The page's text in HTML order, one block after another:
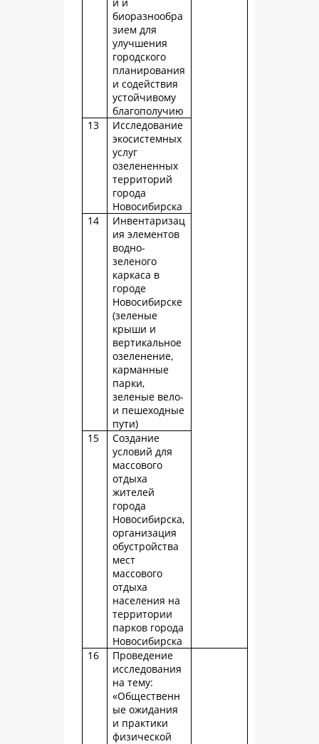
биоразнообра
зием для
улучшения
городского
планирования
и содействия
устойчивому
благополучию
13
Исследование
экосистемных
услуг
озелененных
территорий
города
Новосибирска
14
Инвентаризац
ия элементов
водно-
зеленого
каркаса в
городе
Новосибирске
(зеленые
крыши и
вертикальное
озеленение,
карманные
парки,
зеленые вело-
и пешеходные
пути)
15
Создание
условий для
массового
отдыха
жителей
города
Новосибирска,
организация
обустройства
мест
массового
отдыха
населения на
территории
парков города
Новосибирска
16
Проведение
исследования
на тему:
«Общественн
ые ожидания
и практики
физической